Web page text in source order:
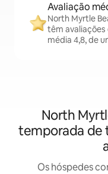
Avaliação
North Myrtle
têm
média 4,8, de
North
temporada de
Os hóspedes